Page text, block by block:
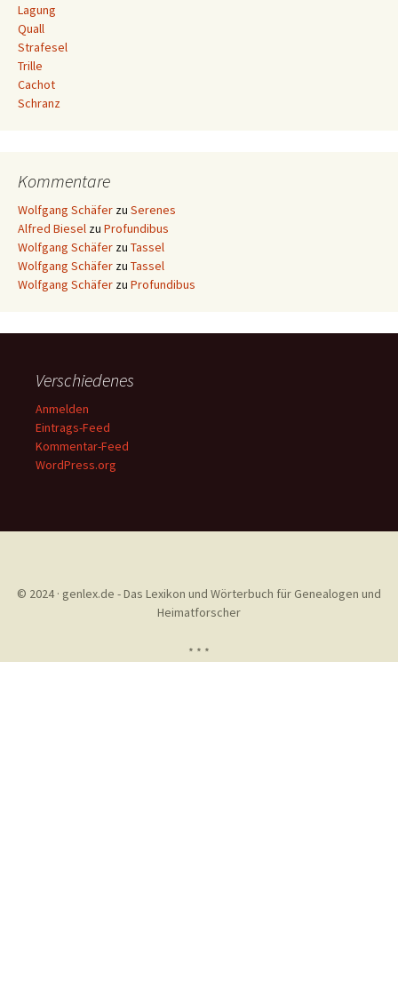
Lagung
Quall
Strafesel
Trille
Cachot
Schranz
Kommentare
Wolfgang Schäfer zu Serenes
Alfred Biesel zu Profundibus
Wolfgang Schäfer zu Tassel
Wolfgang Schäfer zu Tassel
Wolfgang Schäfer zu Profundibus
Verschiedenes
Anmelden
Eintrags-Feed
Kommentar-Feed
WordPress.org
© 2024 · genlex.de - Das Lexikon und Wörterbuch für Genealogen und
Heimatforscher
* * *